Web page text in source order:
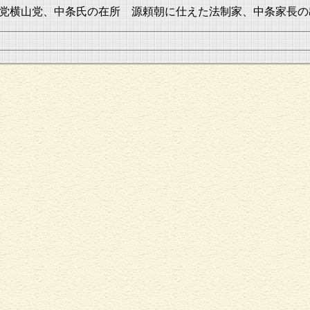
横山党、中条氏の在所 源頼朝に仕えた法制家、中条家長